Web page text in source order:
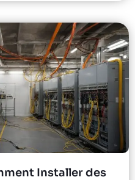
Installer des